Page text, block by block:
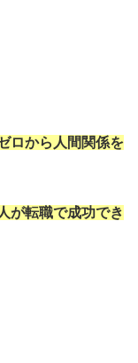
ロから人間関係を
が転職で成功でき